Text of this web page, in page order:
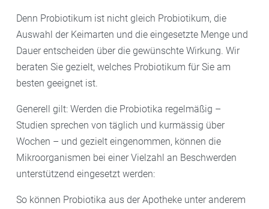
hat keinen gesundheitlichen Vorteil“, weiß
Hildebrandt, der Fermentier-Kurse abhält. Mit seinen
Tipps ist das Fermentieren von Obst und Gemüse
zuhause kinderleicht:
– Jedes Obst und Gemüse, das roh essbar ist, kann
fermentiert werden.
– Am besten eignen sich Bio-Lebensmittel, denn diese
enthalten keine Pestizide. „Also muss es im
gebürstet werden“, so der Experte, „damit bleiben die
Denn Probiotikum ist nicht gleich Probiotikum, die
Auswahl der Keimarten und die eingesetzte Menge und
Dauer entscheiden über die gewünschte Wirkung. Wir
beraten Sie gezielt, welches Probiotikum für Sie am
besten geeignet ist.
Generell gilt: Werden die Probiotika regelmäßig –
Studien sprechen von täglich und kurmässig über
Wochen – und gezielt eingenommen, können die
Mikroorganismen bei einer Vielzahl an Beschwerden
unterstützend eingesetzt werden:
So können Probiotika aus der Apotheke unter anderem